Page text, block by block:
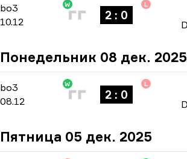
bo3 Group Stage
bo3
10.12
W
2 : 0
L
Понедельник 08 дек. 2025
bo3 Group Stage
bo3
08.12
W
2 : 0
L
Пятница 05 дек. 2025